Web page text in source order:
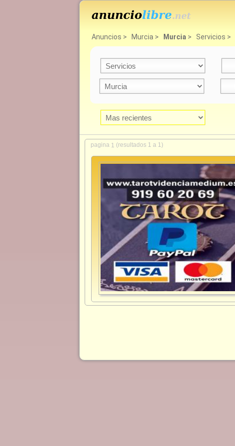
Anuncios > Murcia > Murcia > Servicios >
pagina 1 (resultados 1 a 1)